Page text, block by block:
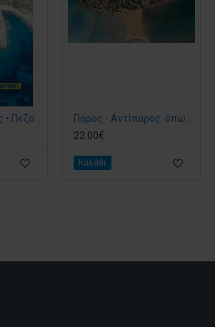
22.00€
Καλάθι